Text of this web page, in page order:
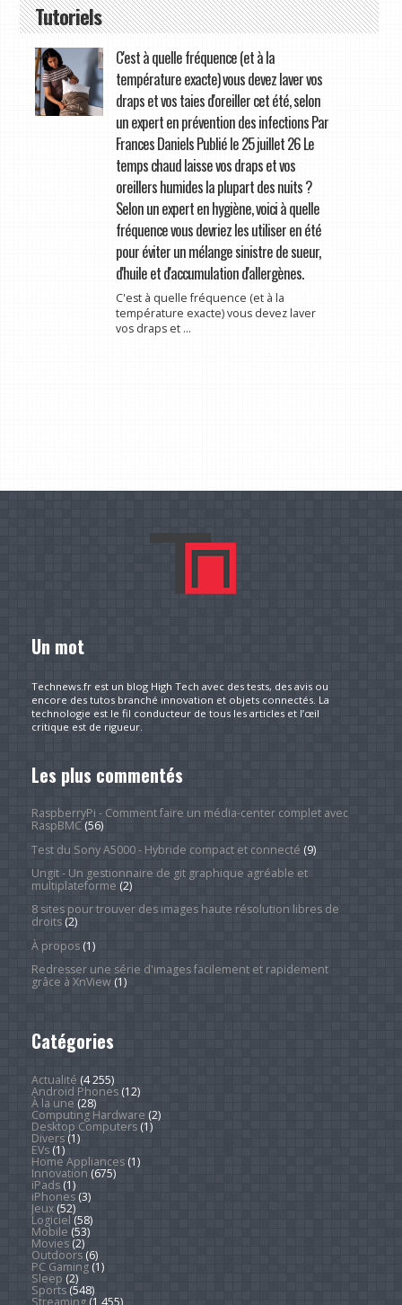
Tutoriels
C'est à quelle fréquence (et à la
température exacte) vous devez laver vos
draps et vos taies d'oreiller cet été, selon
un expert en prévention des infections Par
Frances Daniels Publié le 25 juillet 26 Le
temps chaud laisse vos draps et vos
oreillers humides la plupart des nuits ?
Selon un expert en hygiène, voici à quelle
fréquence vous devriez les utiliser en été
pour éviter un mélange sinistre de sueur,
d'huile et d'accumulation d'allergènes.
C'est à quelle fréquence (et à la
température exacte) vous devez laver
vos draps et ...
Un mot
Technews.fr est un blog High Tech avec des tests, des avis ou
encore des tutos branché innovation et objets connectés. La
technologie est le fil conducteur de tous les articles et l’œil
critique est de rigueur.
Les plus commentés
RaspberryPi - Comment faire un média-center complet avec
RaspBMC(56)
Test du Sony A5000 - Hybride compact et connecté (9)
Ungit - Un gestionnaire de git graphique agréable et
multiplateforme (2)
8 sites pour trouver des images haute résolution libres de
droits(2)
À propos(1)
Redresser une série d'images facilement et rapidement
grâce à XnView(1)
Catégories
Actualité (4 255)
Android Phones(12)
À la une (28)
Computing Hardware (2)
Desktop Computers(1)
Divers(1)
EVs(1)
Home Appliances(1)
Innovation (675)
iPads(1)
iPhones(3)
Jeux(52)
Logiciel (58)
Mobile (53)
Movies(2)
Outdoors(6)
PC Gaming(1)
Sleep (2)
Sports(548)
Streaming(1 455)